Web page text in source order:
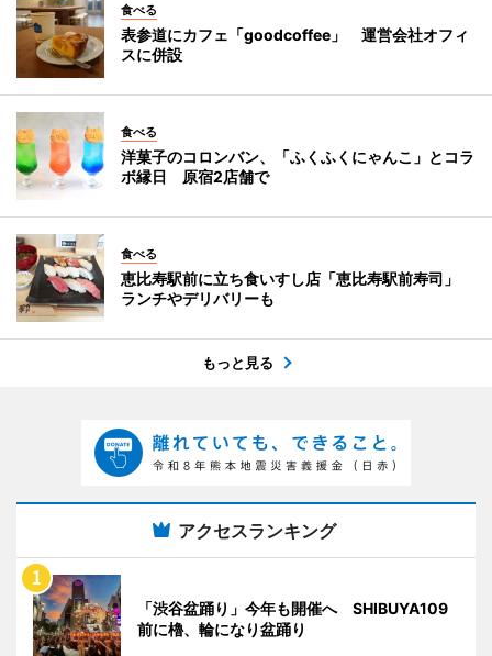
食べる
表参道にカフェ「goodcoffee」 運営会社オフィ
スに併設
食べる
洋菓子のコロンバン、「ふくふくにゃんこ」とコラ
ボ縁日 原宿2店舗で
食べる
恵比寿駅前に立ち食いすし店「恵比寿駅前寿司」
ランチやデリバリーも
もっと見る
アクセスランキング
「渋谷盆踊り」今年も開催へ SHIBUYA109
前に櫓、輪になり盆踊り